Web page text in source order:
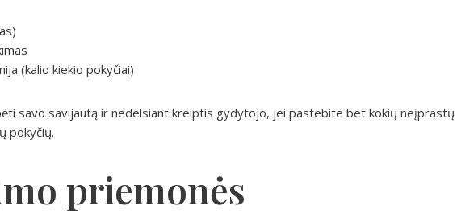
(kalio kiekio pokyčiai)
savo savijautą ir nedelsiant kreiptis gydytojo, jei pastebite bet kokių neįprastų
pokyčių.
priemonės